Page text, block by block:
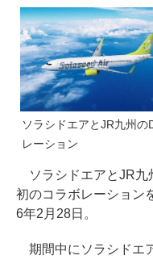
ソラシドエアとJR九州
レーション
ソラシドエアとJR九
初のコラボレーション
6年2月28日。
期間中にソラシドエ